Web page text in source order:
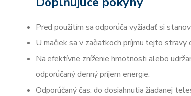
Pred použitím sa odporúča vyžiadať si
U mačiek sa v začiatkoch príjmu tejto stravy
Na efektívne zníženie hmotnosti alebo
odporúčaný denný príjem energie.
Odporúčaný čas: do dosiahnutia žiadanej